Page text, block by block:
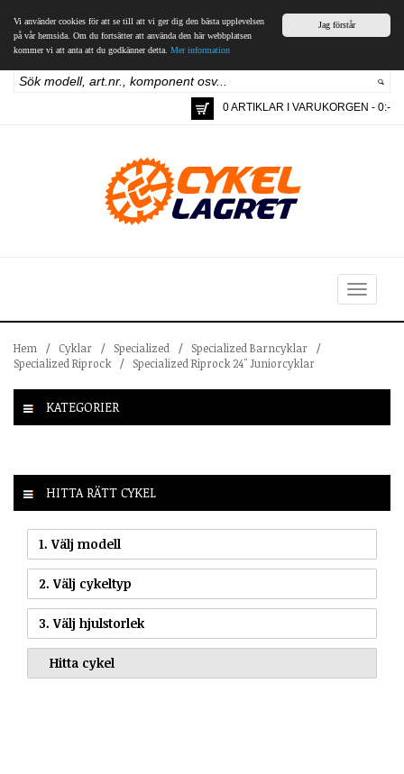
Jag förstår
Vi använder cookies för att se till att vi ger dig den bästa upplevelsen
på vår hemsida. Om du fortsätter att använda den här webbplatsen
kommer vi att anta att du godkänner detta. Mer information
0 ARTIKLAR I VARUKORGEN - 0:-
Toggle
navigation
Hem / Cyklar / Specialized / Specialized Barncyklar
/
Specialized Riprock
/ Specialized Riprock 24" Juniorcyklar
KATEGORIER
HITTA RÄTT CYKEL
1. Välj modell
2. Välj cykeltyp
3. Välj hjulstorlek